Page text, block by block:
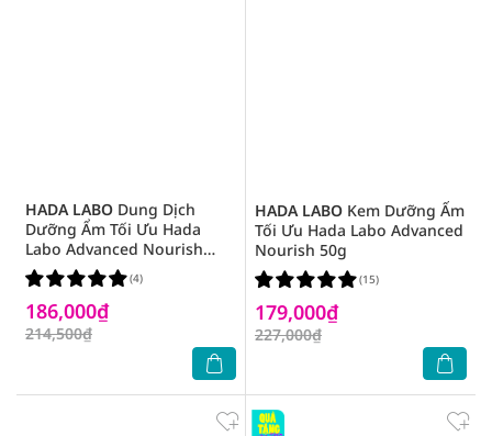
HADA LABO Dung Dịch
Dưỡng Ẩm Tối Ưu Hada
Labo Advanced Nourish
170ml - Da Thường
186,000₫
214,500₫
(4)
HADA LABO Kem Dưỡng Ẩm
Tối Ưu Hada Labo Advanced
Nourish 50g
179,000₫
227,000₫
(15)